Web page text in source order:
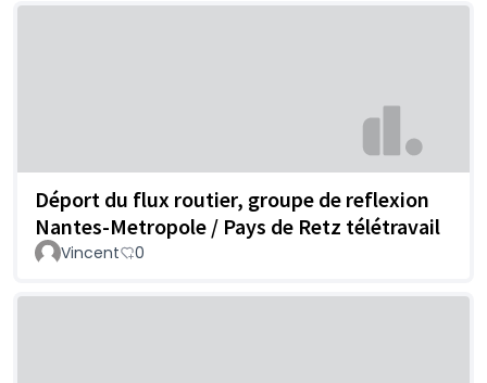
Déport du flux routier, groupe de reflexion
Nantes-Metropole / Pays de Retz télétravail
Vincent 0